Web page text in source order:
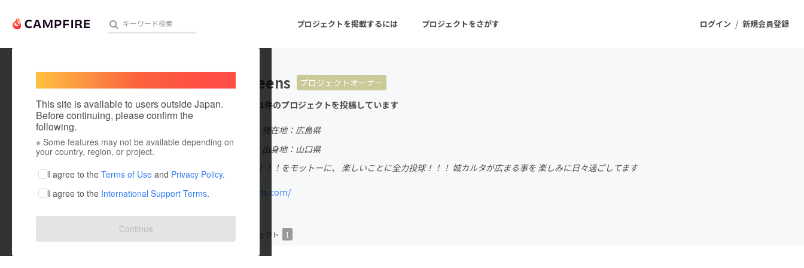
ログイン / 新規会員登録
プロジェクトを掲載するには プロジェクトをさがす
人気のプロジェクト 注目のリターン 注目の新着プロジェクト
アート・写真 音楽
テクノロジー・ガジェット
ゲーム・サービス開発 フード・飲食店
ファッション
映像・映画
ビジネス・起業
まちづくり・地域活性化
This site is available to users outside Japan.
Before continuing, please confirm the
following.
※ Some features may not be available depending on
your country, region, or project.
I agree to the Terms of Use and Privacy Policy.
I agree to the International Support Terms.
Continue
tokyobeens
プロジェクトオーナー
これまでに1件のプロジェクトを投稿しています
現在地：広島県
出身国：日本
出身地：山口県
仕事は遊びだ！！！をモットーに、 楽しいことに全力投球！！！ 城カルタが広まる事を 楽しみに日々過ごしてます
tokyobeens.com/
プロジェクト プロジェクト 1